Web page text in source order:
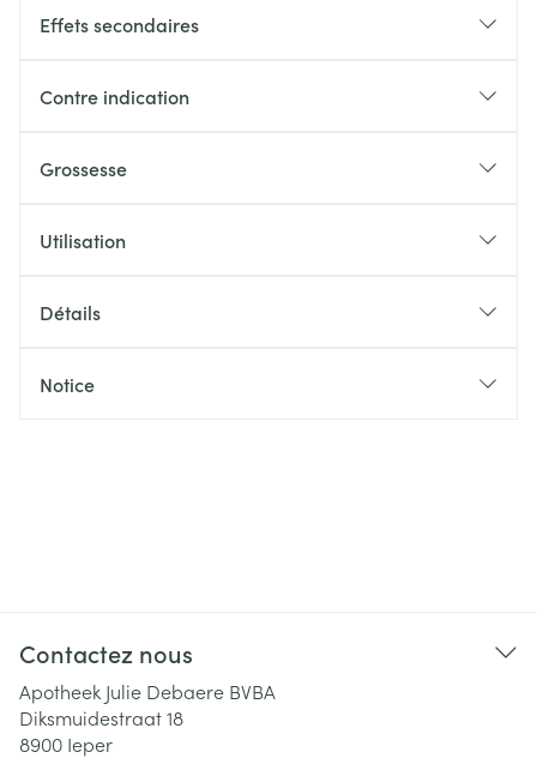
Effets secondaires
Contre indication
Grossesse
Utilisation
Détails
Notice
Contactez nous
Apotheek Julie Debaere BVBA
Diksmuidestraat 18
8900 Ieper